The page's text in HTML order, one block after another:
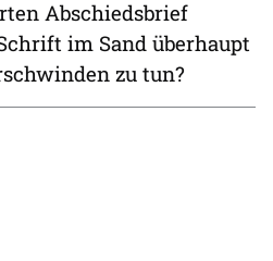
Abschiedsbrief
im Sand überhaupt
zu tun?